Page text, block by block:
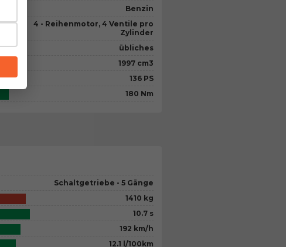
Benzin
4 - Reihenmotor, 4 Ventile pro
Zylinder
übliches
1997 cm3
136 PS
180 Nm
Schaltgetriebe - 5 Gänge
1410 kg
10.7 s
192 km/h
12.1 l/100km